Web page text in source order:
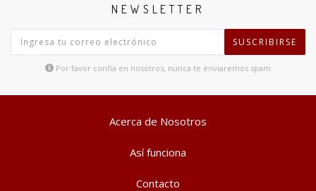
NEWSLETTER
SUSCRIBIRSE
Por favor confía en nosotros, nunca te enviaremos spam
Acerca de Nosotros
Así funciona
Contacto